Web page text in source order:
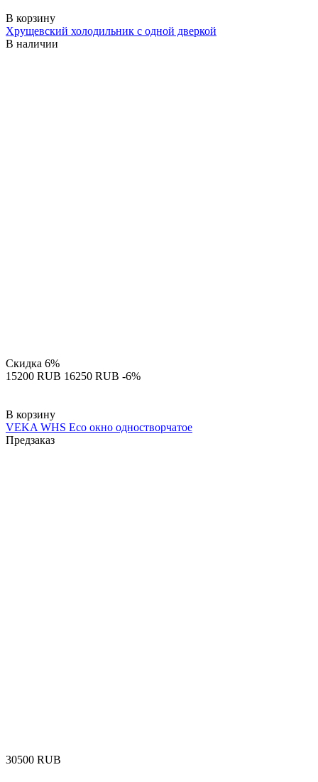
В корзину
Хрущевский холодильник с одной дверкой
В наличии
Скидка 6%
‍15200‍ RUB ‍16250‍ RUB -6%
В корзину
VEKA WHS Eco окно одностворчатое
Предзаказ
‍30500‍ RUB